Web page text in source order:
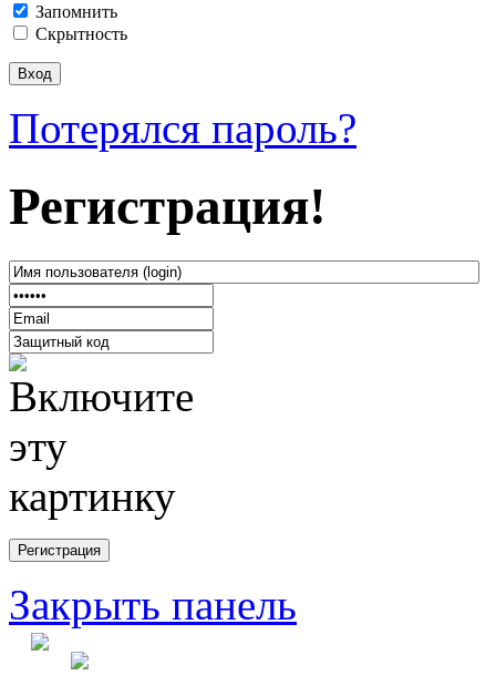
Запомнить
Скрытность
Потерялся пароль?
Регистрация!
Закрыть панель